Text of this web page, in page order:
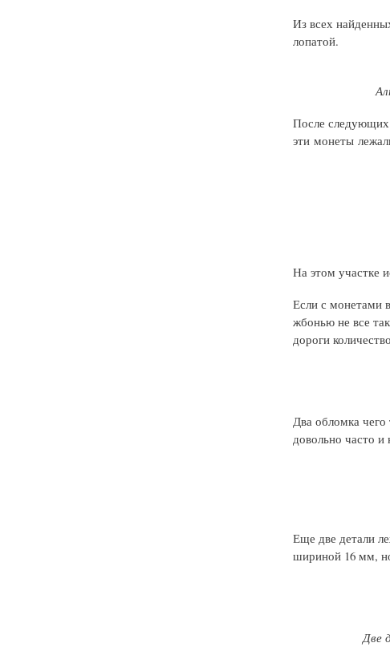
Из всех
лопатой.
После следующих
эти монеты
На этом участке
Если с монетами
жбонью не все
дороги
Два обломка
довольно часто
Еще две детали
шириной 16 мм,
Две